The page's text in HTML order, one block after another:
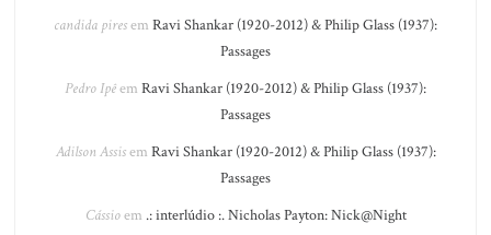
candida piresem Ravi Shankar (1920-2012) & Philip Glass (1937):
Passages
Pedro Ipêem Ravi Shankar (1920-2012) & Philip Glass (1937):
Passages
Adilson Assisem Ravi Shankar (1920-2012) & Philip Glass (1937):
Passages
Cássioem .: interlúdio :. Nicholas Payton: Nick@Night